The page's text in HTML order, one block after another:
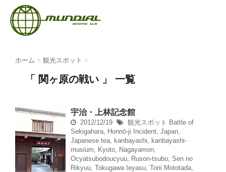
ホーム > 観光スポット >
「 関ヶ原の戦い 」 一覧
宇治・上林記念館
2012/12/19 観光スポット Battle of
Sekigahara, Honnō-ji Incident, Japan,
Japanese tea, kanbayashi, kanbayashi-
musium, Kyoto, Nagayamon,
Ocyatsubodoucyuu, Ruson-tsubo, Sen no
Rikyuu, Tokugawa Ieyasu, Torii Mototada,